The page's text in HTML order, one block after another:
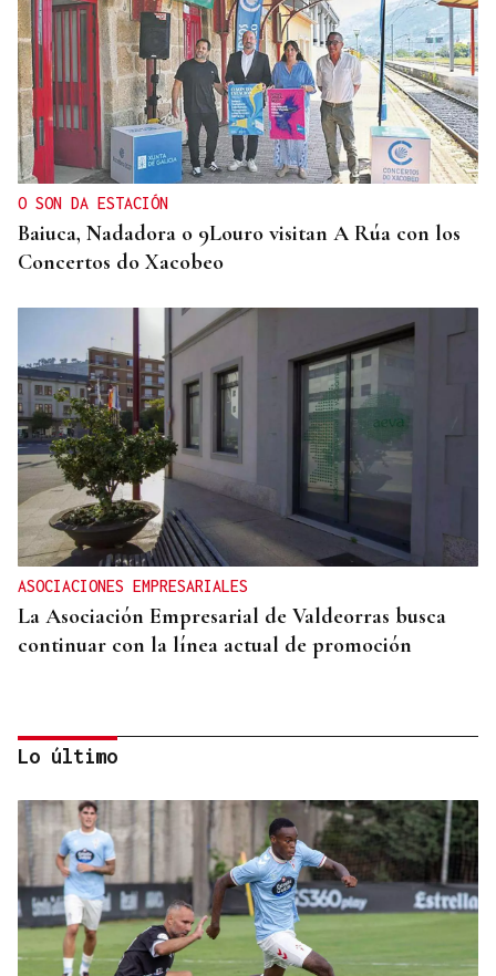
O SON DA ESTACIÓN
Baiuca, Nadadora o 9Louro visitan A Rúa con los
Concertos do Xacobeo
ASOCIACIONES EMPRESARIALES
La Asociación Empresarial de Valdeorras busca
continuar con la línea actual de promoción
DISTRIBUIDORA FAMILIAR
Lo último